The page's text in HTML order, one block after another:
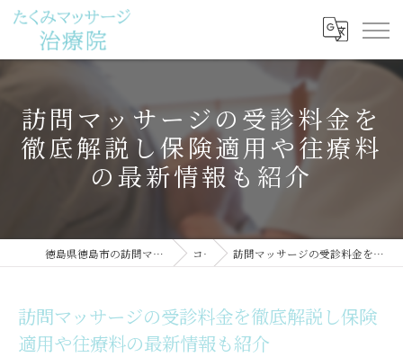
訪問マッサージの受診料金を
徹底解説し保険適用や往療料
の最新情報も紹介
徳島県徳島市の訪問マッサージならたくみマッサージ治療院 コラム 訪問マッサージの受診料金を徹底解説し保険適用や往療料の最新情報も紹介
訪問マッサージの受診料金を徹底解説し保険
適用や往療料の最新情報も紹介